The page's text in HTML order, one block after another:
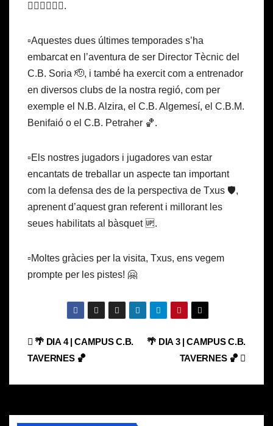
⛹🏽‍♀️⛹🏽‍♂️.
▫️Aquestes dues últimes temporades s’ha
embarcat en l’aventura de ser Director Tècnic del
C.B. Soria 🫡, i també ha exercit com a entrenador
en diversos clubs de la nostra regió, com per
exemple el N.B. Alzira, el C.B. Algemesí, el C.B.M.
Benifaió o el C.B. Petraher 🏀.
▫️Els nostres jugadors i jugadores van estar
encantats de treballar un aspecte tan important
com la defensa des de la perspectiva de Txus 🛡️,
aprenent d’aquest gran referent i millorant les
seues habilitats al bàsquet 🆙.
▫️Moltes gràcies per la visita, Txus, ens vegem
prompte per les pistes! 🤗
Navegación
🌴 DIA 3 | CAMPUS C.B.
TAVERNES 🏀
🌴 DIA 4 | CAMPUS C.B.
TAVERNES 🏀